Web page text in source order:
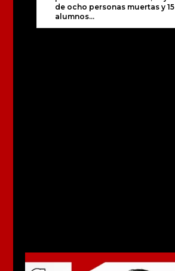
de ocho personas muertas y 15
alumnos...